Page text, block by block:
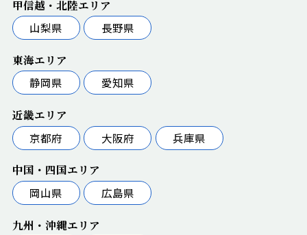
甲信越・北陸エリア
山梨県
長野県
東海エリア
静岡県
愛知県
近畿エリア
京都府
大阪府 兵庫県
中国・四国エリア
岡山県
広島県
九州・沖縄エリア